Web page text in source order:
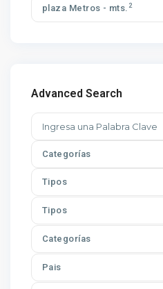
plaza Metros - mts. 2
Advanced Search
Categorías
Tipos
Tipos
Categorías
Pais